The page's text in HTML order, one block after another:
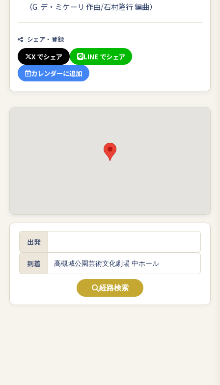
（G. デ・ミケーリ 作曲/石村隆行 編曲）
シェア・登録
X でシェア
LINE でシェア
カレンダーに追加
出発
到着
経路検索